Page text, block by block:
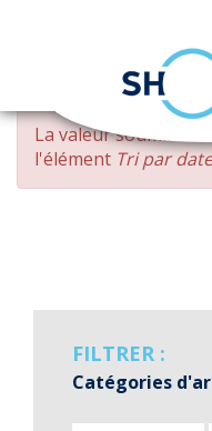
Aller
contenu
principal
MESSAGE
D'ERREUR
La valeur soumise
l'élément Tri par date
FILTRER :
Catégories